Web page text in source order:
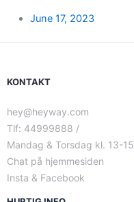
June 17, 2023
KONTAKT
hey@heyway.com
Tlf: 44999888 /
Mandag & Torsdag kl. 13-15
Chat på hjemmesiden
Insta & Facebook